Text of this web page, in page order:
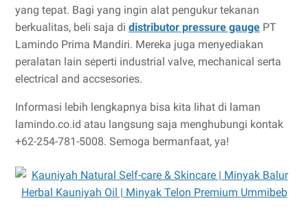
yang tepat. Bagi yang ingin alat pengukur tekanan
berkualitas, beli saja di distributor pressure gauge PT
Lamindo Prima Mandiri. Mereka juga menyediakan
peralatan lain seperti industrial valve, mechanical serta
electrical and accsesories.
Informasi lebih lengkapnya bisa kita lihat di laman
lamindo.co.id atau langsung saja menghubungi kontak
+62-254-781-5008. Semoga bermanfaat, ya!